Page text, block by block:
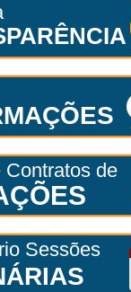
Contratos de
Sessões